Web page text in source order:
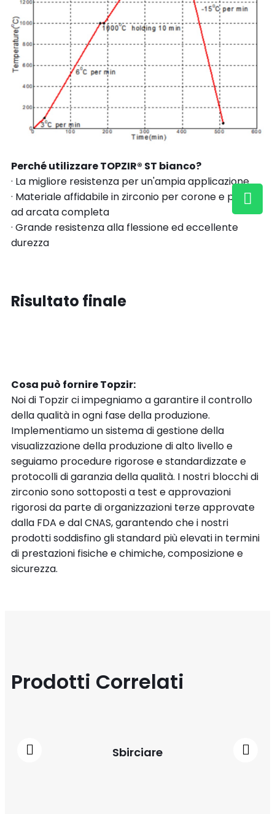
Perché utilizzare TOPZIR® ST bianco?
· La migliore resistenza per un'ampia applicazione
· Materiale affidabile in zirconio per corone e ponti
ad arcata completa
· Grande resistenza alla flessione ed eccellente
durezza
Risultato finale
Cosa può fornire Topzir:
Noi di Topzir ci impegniamo a garantire il controllo
della qualità in ogni fase della produzione.
Implementiamo un sistema di gestione della
visualizzazione della produzione di alto livello e
seguiamo procedure rigorose e standardizzate e
protocolli di garanzia della qualità. I nostri blocchi di
zirconio sono sottoposti a test e approvazioni
rigorosi da parte di organizzazioni terze approvate
dalla FDA e dal CNAS, garantendo che i nostri
prodotti soddisfino gli standard più elevati in termini
di prestazioni fisiche e chimiche, composizione e
sicurezza.
Prodotti Correlati
Sbirciare